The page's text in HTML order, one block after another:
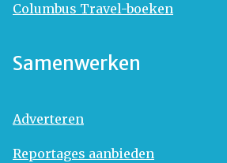
Columbus Travel-boeken
Samenwerken
Adverteren
Reportages aanbieden